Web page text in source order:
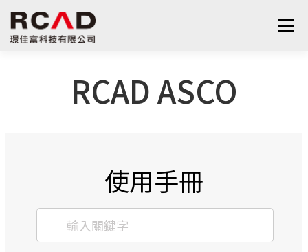
選單
軟體產品 算量服務
RCAD ASCO
使用手冊